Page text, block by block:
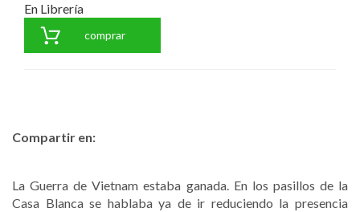
En Librería
comprar
Compartir en:
La Guerra de Vietnam estaba ganada. En los pasillos de la
Casa Blanca se hablaba ya de ir reduciendo la presencia